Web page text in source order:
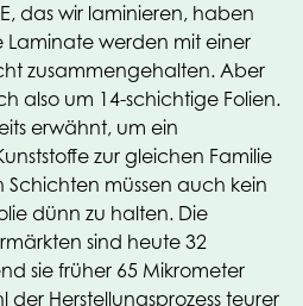
das wir laminieren, haben
Laminate werden mit einer
zusammengehalten. Aber
also um 14-schichtige Folien.
erwähnt, um ein
zur gleichen Familie
müssen auch kein
dünn zu halten. Die
sind heute 32
sie früher 65 Mikrometer
Herstellungsprozess teurer